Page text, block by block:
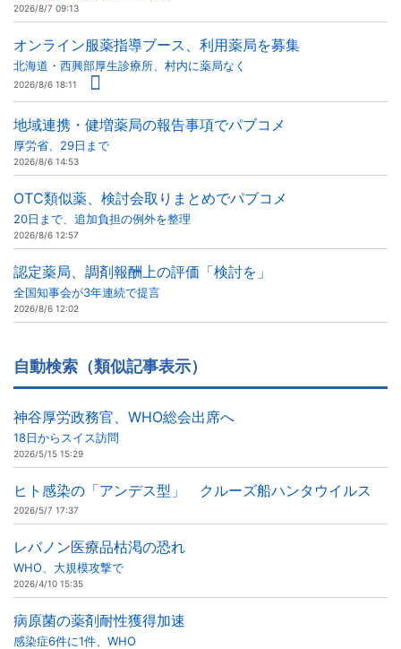
2026/8/7 09:13
オンライン服薬指導ブース、利用薬局を募集
北海道・西興部厚生診療所、村内に薬局なく
2026/8/6 18:11
地域連携・健増薬局の報告事項でパブコメ
厚労省、29日まで
2026/8/6 14:53
OTC類似薬、検討会取りまとめでパブコメ
20日まで、追加負担の例外を整理
2026/8/6 12:57
認定薬局、調剤報酬上の評価「検討を」
全国知事会が3年連続で提言
2026/8/6 12:02
自動検索（類似記事表示）
神谷厚労政務官、WHO総会出席へ
18日からスイス訪問
2026/5/15 15:29
ヒト感染の「アンデス型」 クルーズ船ハンタウイルス
2026/5/7 17:37
レバノン医療品枯渇の恐れ
WHO、大規模攻撃で
2026/4/10 15:35
病原菌の薬剤耐性獲得加速
感染症6件に1件、WHO